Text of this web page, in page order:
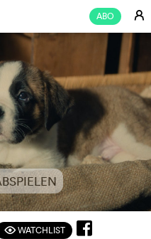
ABO E
FWATCHLIST